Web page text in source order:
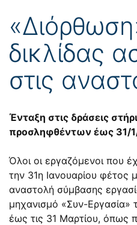
δικλίδας
στις
Ένταξη στις δράσεις
προσληφθέντων έως 31/
Όλοι οι εργαζόμενοι που
την 31η Ιανουαρίου φέτος
αναστολή σύμβασης
μηχανισμό «Συν-Εργασία»
έως τις 31 Μαρτίου, όπως